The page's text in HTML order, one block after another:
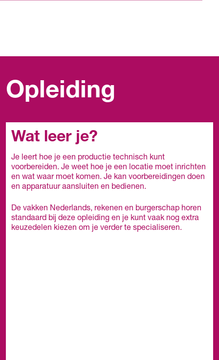
Opleiding
Wat leer je?
Je leert hoe je een productie technisch kunt
voorbereiden. Je weet hoe je een locatie moet inrichten
en wat waar moet komen. Je kan voorbereidingen doen
en apparatuur aansluiten en bedienen.
De vakken Nederlands, rekenen en burgerschap horen
standaard bij deze opleiding en je kunt vaak nog extra
keuzedelen kiezen om je verder te specialiseren.